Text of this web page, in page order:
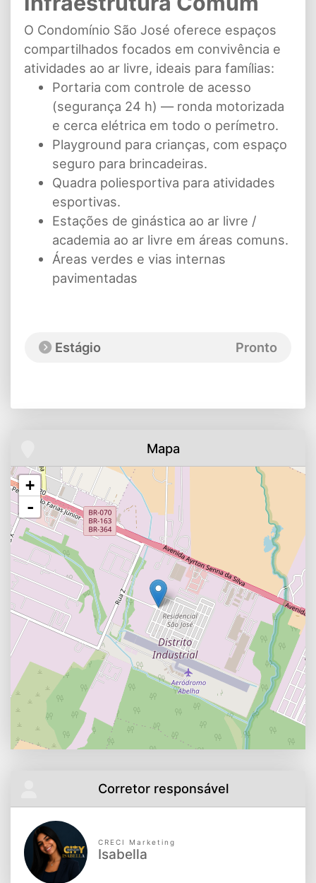
O Condomínio São José oferece espaços
compartilhados focados em convivência e
atividades ao ar livre, ideais para famílias:
Portaria com controle de acesso
(segurança 24 h) — ronda motorizada
e cerca elétrica em todo o perímetro.
Playground para crianças, com espaço
seguro para brincadeiras.
Quadra poliesportiva para atividades
esportivas.
Estações de ginástica ao ar livre /
academia ao ar livre em áreas comuns.
Áreas verdes e vias internas
pavimentadas
Estágio Pronto
Mapa
+
-
Corretor responsável
CRECI Marketing
Isabella